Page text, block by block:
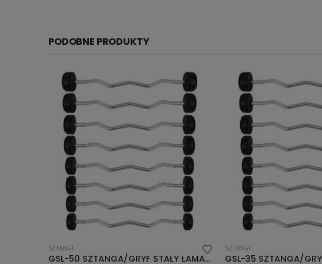
PODOBNE PRODUKTY
GSL-50 SZTANGA/GRYF STAŁY ŁAMANY GUMOWANY 50 KG HMS
SZTANGI
GSL-35 SZTANGA/GRYF STAŁY ŁAMANY GUMOWANY 35 KG HMS
SZTANGI